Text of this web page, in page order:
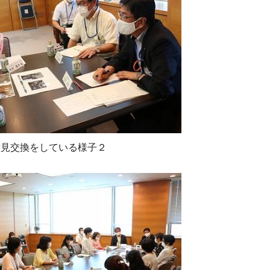
交換をしている様子２